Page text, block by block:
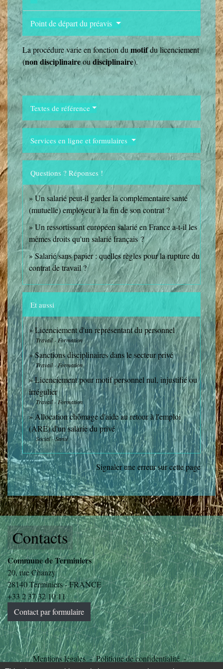
Point de départ du préavis
La procédure varie en fonction dumotifdu licenciement
(non disciplinaireou disciplinaire).
Textes de référence
Services en ligne et formulaires
Questions ? Réponses !
Un salarié peut-il garder la complémentaire santé
(mutuelle) employeur à la fin de son contrat ?
Un ressortissant européen salarié en France a-t-il les
mêmes droits qu'un salarié français ?
Salarié sans papier : quelles règles pour la rupture du
contrat de travail ?
Et aussi
Licenciement d'un représentant du personnel
Travail - Formation
Sanctions disciplinaires dans le secteur privé
Travail - Formation
Licenciement pour motif personnel nul, injustifié ou
irrégulier
Travail - Formation
Allocation chômage d'aide au retour à l'emploi
(ARE) d'un salarié du privé
Social - Santé
Signaler une erreur sur cette page
Contacts
Commune de Terminiers
20, rue Chanzy
28140 Terminiers - FRANCE
+33 2 37 32 10 11
Contact par formulaire
Mentions légales - Politique de confidentialité -